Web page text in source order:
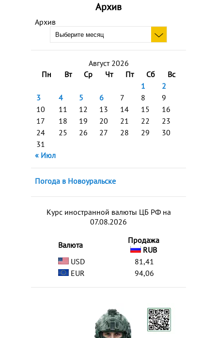
Архив
Архив
Август 2026
Пн
Вт Ср Чт Пт Сб
Вс
1
2
3
4 5 6 7 8
9
10
11 12 13 14 15
16
17
18 19 20 21 22
23
24
25 26 27 28 29
30
31
« Июл
Погода в Новоуральске
Курс иностранной валюты ЦБ РФ на
07.08.2026
Валюта
Продажа
RUB
USD
81,41
EUR
94,06